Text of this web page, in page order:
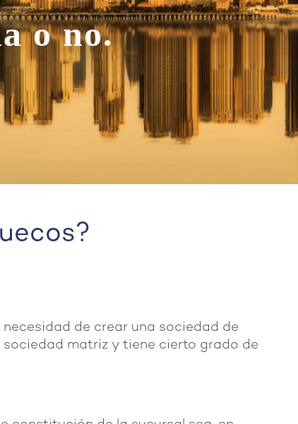
o no.
de crear una sociedad de
sociedad matriz y tiene cierto grado de